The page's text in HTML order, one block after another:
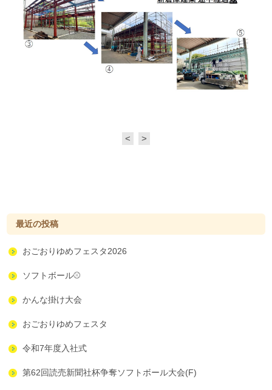
< >
最近の投稿
おごおりゆめフェスタ2026
ソフトボール⚾
かんな掛け大会
おごおりゆめフェスタ
令和7年度入社式
第62回読売新聞社杯争奪ソフトボール大会(F)